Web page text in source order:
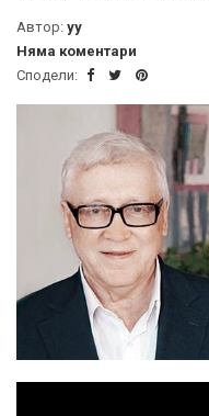
Автор: yy
Няма коментари
Сподели: